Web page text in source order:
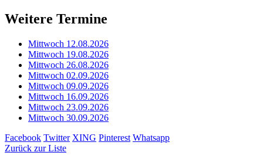
Weitere Termine
Mittwoch 12.08.2026
Mittwoch 19.08.2026
Mittwoch 26.08.2026
Mittwoch 02.09.2026
Mittwoch 09.09.2026
Mittwoch 16.09.2026
Mittwoch 23.09.2026
Mittwoch 30.09.2026
Facebook Twitter XING Pinterest Whatsapp
Zurück zur Liste